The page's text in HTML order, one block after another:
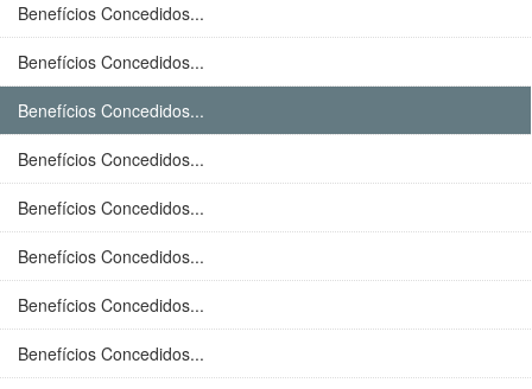
Benefícios Concedidos...
Benefícios Concedidos...
Benefícios Concedidos...
Benefícios Concedidos...
Benefícios Concedidos...
Benefícios Concedidos...
Benefícios Concedidos...
Benefícios Concedidos...